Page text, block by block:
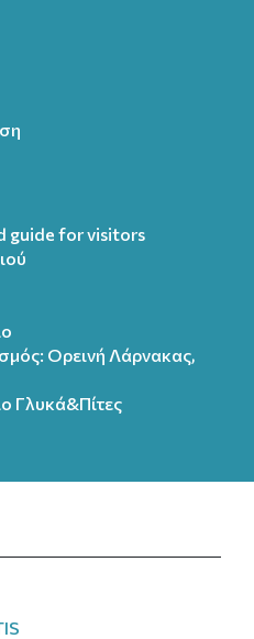
guide for visitors
Ορεινή Λάρνακας,
Γλυκά&Πίτες